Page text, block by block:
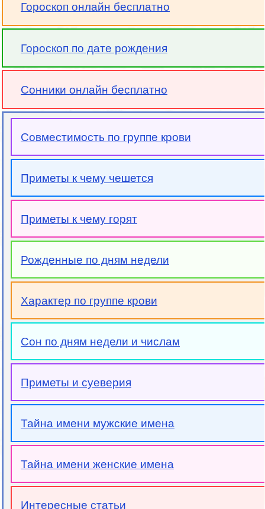
Гороскоп онлайн бесплатно
Гороскоп по дате рождения
Сонники онлайн бесплатно
Совместимость по группе крови
Приметы к чему чешется
Приметы к чему горят
Рожденные по дням недели
Характер по группе крови
Сон по дням недели и числам
Приметы и суеверия
Тайна имени мужские имена
Тайна имени женские имена
Интересные статьи